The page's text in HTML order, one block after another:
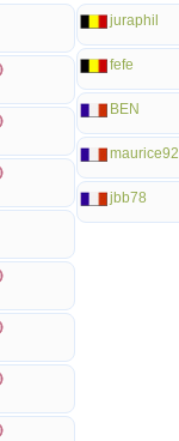
juraphil
fefe
BEN
maurice92
jbb78